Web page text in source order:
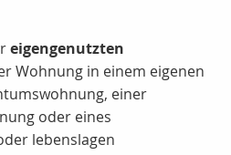
eigengenutzten
Wohnung in einem eigenen
einer
oder eines
lebenslagen